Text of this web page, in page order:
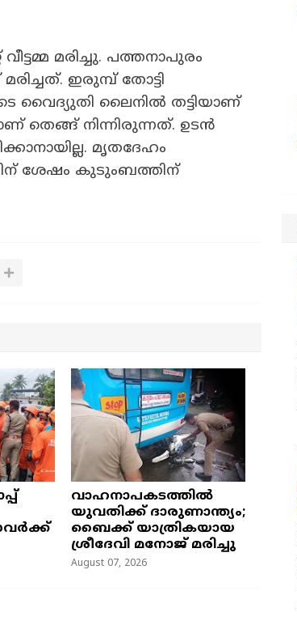
മരിച്ചു. പത്തനാപുരം
ഇരുമ്പ് തോട്ടി
വൈദ്യുതി ലൈനിൽ തട്ടിയാണ്
തെങ്ങ് നിന്നിരുന്നത്. ഉടൻ
മൃതദേഹം
ശേഷം കുടുംബത്തിന്
വാഹനാപകടത്തിൽ
യുവതിക്ക് ദാരുണാന്ത്യം;
ബൈക്ക് യാത്രികയായ
ശ്രീദേവി മനോജ് മരിച്ചു
August 07, 2026